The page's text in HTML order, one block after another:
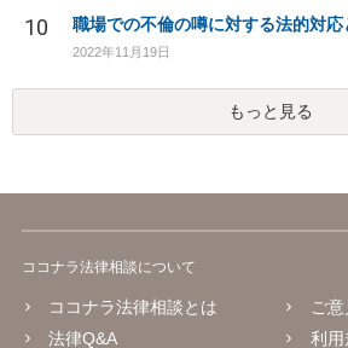
10 職場での不倫の噂に対する法的対
2022年11月19日
もっと見る
ココナラ法律相談について
ココナラ法律相談とは
法律Q&A
ご
利用